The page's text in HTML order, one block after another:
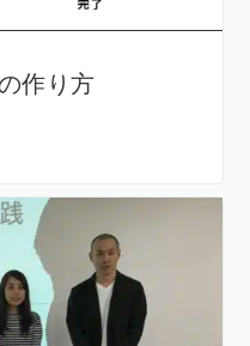
作り方